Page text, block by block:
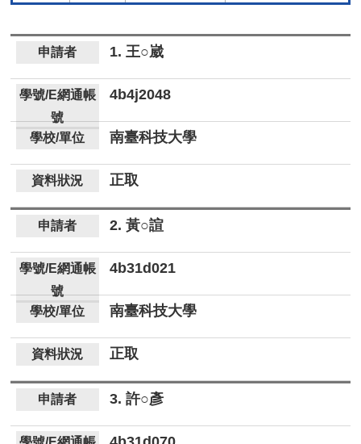
1. 王○崴
4b4j2048
南臺科技大學
正取
2. 黃○諠
4b31d021
南臺科技大學
正取
3. 許○彥